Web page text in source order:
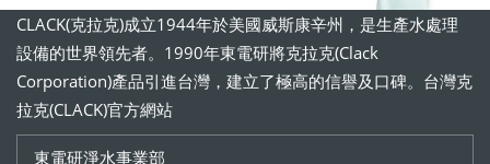
CLACK(克拉克)成立1944年於美國威斯康辛州，是生產水處理
設備的世界領先者。1990年東電研將克拉克(Clack
Corporation)產品引進台灣，建立了極高的信譽及口碑。台灣克
拉克(CLACK)官方網站
東電研淨水事業部